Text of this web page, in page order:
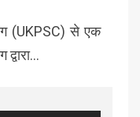
(UKPSC) से एक